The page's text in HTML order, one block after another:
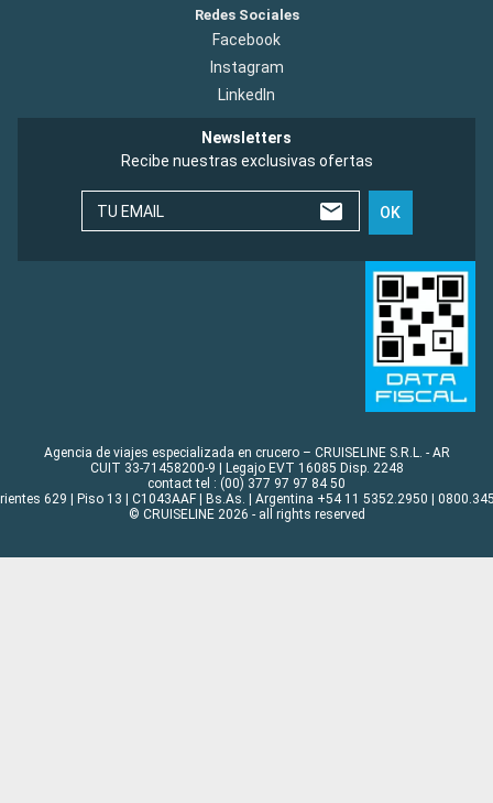
Redes Sociales
Facebook
Instagram
LinkedIn
Newsletters
Recibe nuestras exclusivas ofertas
TU EMAIL OK
Agencia de viajes especializada en crucero – CRUISELINE S.R.L. - AR
CUIT 33-71458200-9 | Legajo EVT 16085 Disp. 2248
contact tel : (00) 377 97 97 84 50
629 | Piso 13 | C1043AAF | Bs.As. | Argentina +54 11 5352.2950 |
© CRUISELINE 2026 - all rights reserved